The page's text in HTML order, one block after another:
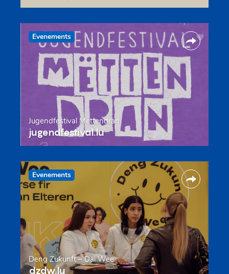
Evenements
Jugendfestival Mëttendran
jugendfestival.lu
Evenements
Deng Zukunft – Däi Wee
dzdw.lu